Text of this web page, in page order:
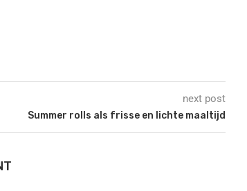
next post
Summer rolls als frisse en lichte maaltijd